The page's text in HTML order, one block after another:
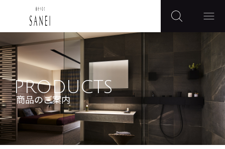
PRODUCTS
商品のご案内